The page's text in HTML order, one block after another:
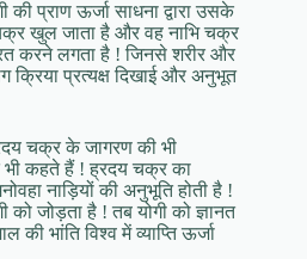
की प्राण ऊर्जा साधना द्वारा उसके
खुल जाता है और वह नाभि चक्र
करने लगता है ! जिनसे शरीर और
क्रिया प्रत्यक्ष दिखाई और अनुभूत
चक्र के जागरण की भी
कहते हैं ! ह्रदय चक्र का
नाड़ियों की अनुभूति होती है !
को जोड़ता है ! तब योगी को ज्ञानत
भांति विश्व में व्याप्ति ऊर्जा